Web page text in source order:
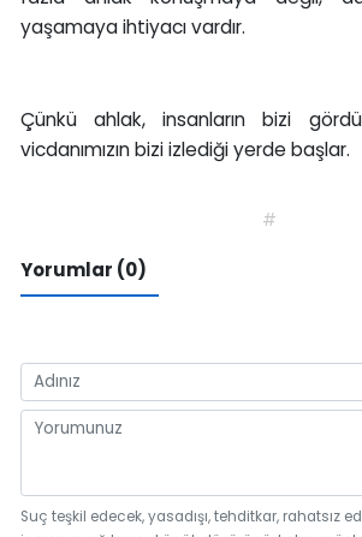
yaşamaya ihtiyacı vardır.
Çünkü ahlak, insanların bizi
vicdanımızın bizi izlediği yerde başlar.
#
Yorumlar (0)
Suç teşkil edecek, yasadışı, tehditkar, rahatsız